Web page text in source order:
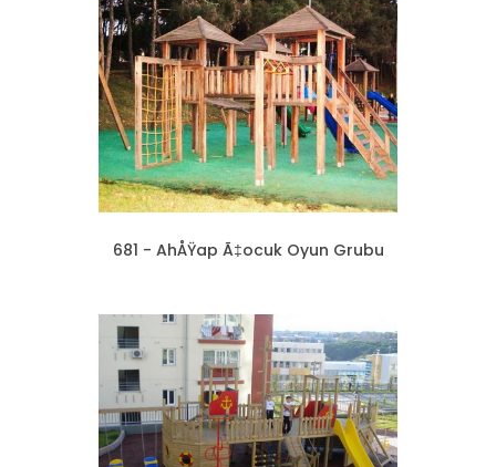
681 - AhÅŸap Ã‡ocuk Oyun Grubu